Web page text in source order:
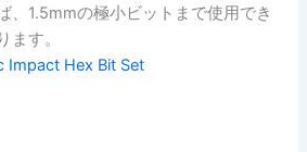
、1.5mmの極小ビットまで使用でき
ます。
Impact Hex Bit Set